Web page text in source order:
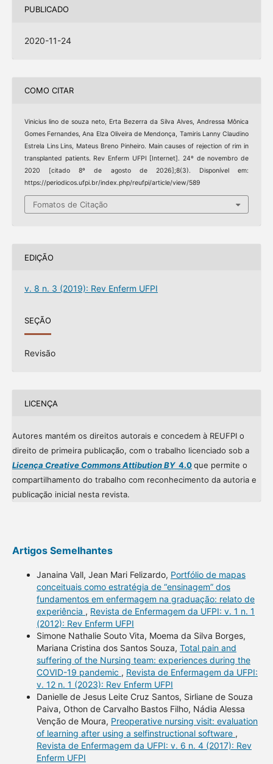
PUBLICADO
2020-11-24
COMO CITAR
Vinicius lino de souza neto, Erta Bezerra da Silva Alves, Andressa Mônica
Gomes Fernandes, Ana Elza Oliveira de Mendonça, Tamiris Lanny Claudino
Estrela Lins Lins, Mateus Breno Pinheiro. Main causes of rejection of rim in
transplanted patients. Rev Enferm UFPI [Internet]. 24º de novembro de
2020 [citado 8º de agosto de 2026];8(3). Disponível em:
https://periodicos.ufpi.br/index.php/reufpi/article/view/589
Fomatos de Citação
EDIÇÃO
v. 8 n. 3 (2019): Rev Enferm UFPI
SEÇÃO
Revisão
LICENÇA
Autores mantém os direitos autorais e concedem à REUFPI o
direito de primeira publicação, com o trabalho licenciado sob a
Licença Creative Commons Attibution BY4.0que permite o
compartilhamento do trabalho com reconhecimento da autoria e
publicação inicial nesta revista.
Artigos Semelhantes
Janaina Vall, Jean Mari Felizardo, Portfólio de mapas
conceituais como estratégia de “ensinagem” dos
fundamentos em enfermagem na graduação: relato de
experiência , Revista de Enfermagem da UFPI: v. 1 n. 1
(2012): Rev Enferm UFPI
Simone Nathalie Souto Vita, Moema da Silva Borges,
Mariana Cristina dos Santos Souza, Total pain and
suffering of the Nursing team: experiences during the
COVID-19 pandemic , Revista de Enfermagem da UFPI:
v. 12 n. 1 (2023): Rev Enferm UFPI
Danielle de Jesus Leite Cruz Santos, Sirliane de Souza
Paiva, Othon de Carvalho Bastos Filho, Nádia Alessa
Venção de Moura, Preoperative nursing visit: evaluation
of learning after using a selfinstructional software ,
Revista de Enfermagem da UFPI: v. 6 n. 4 (2017): Rev
Enferm UFPI